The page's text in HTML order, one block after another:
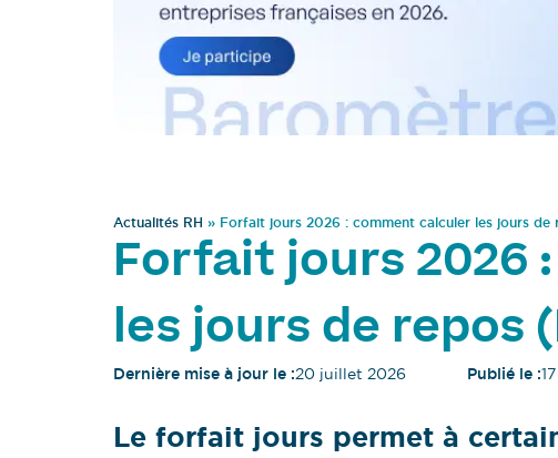
Actualités RH » Forfait jours 2026 : comment calculer les jours de
Forfait jours 2026
les jours de repos
Dernière mise à jour le :20 juillet 2026 Publié le :
Le forfait jours permet à